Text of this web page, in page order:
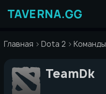
содержимому
Главная Dota 2 Команды
TeamDk